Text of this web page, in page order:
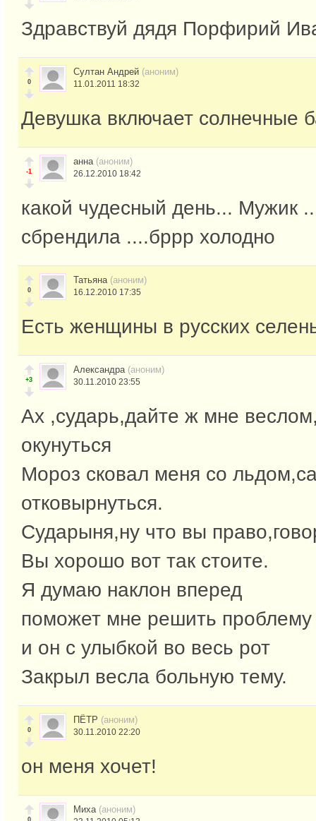
Здравствуй дядя Порфирий
0
Султан Андрей (аноним)
11.01.2011 18:32
Девушка включает солнечные
-1
анна (аноним)
26.12.2010 18:42
какой чудесный день... Мужик
сбрендила ....бррр холодно
0
Татьяна (аноним)
16.12.2010 17:35
Есть женщины в русских
+3
Александра (аноним)
30.11.2010 23:55
Ах ,сударь,дайте ж мне
окунуться
Мороз сковал меня со
отковырнуться.
Сударыня,ну что вы
Вы хорошо вот так стоите.
Я думаю наклон вперед
поможет мне решить проблему
и он с улыбкой во весь рот
Закрыл весла больную тему.
0
ПЁТР (аноним)
30.11.2010 22:20
он меня хочет!
0
Миха (аноним)